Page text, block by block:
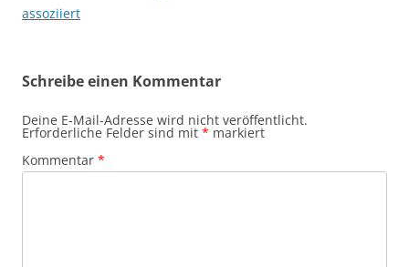
assoziiert
Schreibe einen Kommentar
Deine E-Mail-Adresse wird nicht veröffentlicht.
Erforderliche Felder sind mit * markiert
Kommentar *